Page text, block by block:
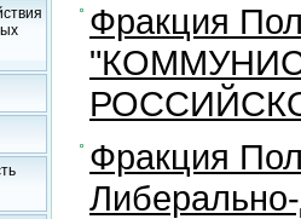
Фракция
Фракция